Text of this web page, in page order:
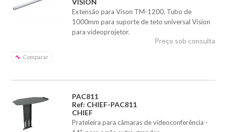
VISION
Extensão para Vison TM-1200. Tubo de
1000mm para suporte de teto universal Vision
para videoprojetor.
Comparar
Preço sob consulta
PAC811
Ref: CHIEF-PAC811
CHIEF
Prateleira para câmaras de videoconferência -